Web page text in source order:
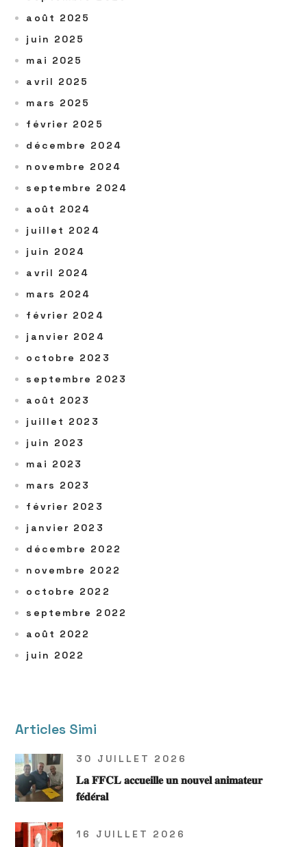
août 2025
juin 2025
mai 2025
avril 2025
mars 2025
février 2025
décembre 2024
novembre 2024
septembre 2024
août 2024
juillet 2024
juin 2024
avril 2024
mars 2024
février 2024
janvier 2024
octobre 2023
septembre 2023
août 2023
juillet 2023
juin 2023
mai 2023
mars 2023
février 2023
janvier 2023
décembre 2022
novembre 2022
octobre 2022
septembre 2022
août 2022
juin 2022
Articles Simi
30 JUILLET 2026
𝐋𝐚 𝐅𝐅𝐂𝐋 𝐚𝐜𝐜𝐮𝐞𝐢𝐥𝐥𝐞 𝐮𝐧 𝐧𝐨𝐮𝐯𝐞𝐥 𝐚𝐧𝐢𝐦𝐚𝐭𝐞𝐮𝐫
𝐟𝐞́𝐝𝐞́𝐫𝐚𝐥
16 JUILLET 2026